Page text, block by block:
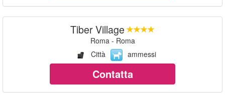
Tiber Village
Roma - Roma
Città
ammessi
Contatta